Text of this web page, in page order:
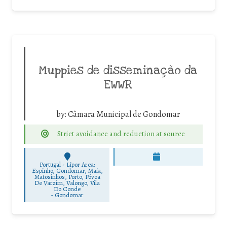
Muppies de disseminação da
EWWR
by:Câmara Municipal de Gondomar
Strict avoidance and reduction at source
Portugal - Lipor Area:
Espinho, Gondomar, Maia,
Matosinhos, Porto, Póvoa
De Varzim, Valongo, Vila
Do Conde
- Gondomar